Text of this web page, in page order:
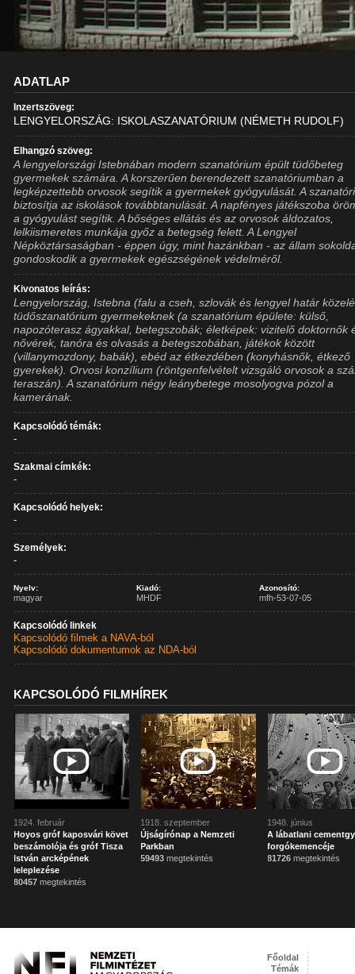
ADATLAP
Inzertszöveg:
LENGYELORSZÁG: ISKOLASZANATÓRIUM (NÉMETH RUDOLF)
Elhangzó szöveg:
A lengyelországi Istebnában modern szanatórium épült tüdőbeteg
gyermekek számára. A korszerűen berendezett szanatóriumban a
legképzettebb orvosok segítik a gyermekek gyógyulását. A
biztosítja az iskolások továbbtanulását. A napfényes játékszoba
a gyógyulást segítik. A bőséges ellátás és az orvosok áldozatos,
lelkiismeretes munkája győz a betegség felett. A Lengyel
Népköztársaságban - éppen úgy, mint hazánkban - az állam
gondoskodik a gyermekek egészségének védelméről.
Kivonatos leírás:
Lengyelország, Istebna (falu a cseh, szlovák és lengyel határ
tüdőszanatórium gyermekeknek (a szanatórium épülete: külső,
napozóterasz ágyakkal, betegszobák; életképek: vizitelő doktornők
nővérek, tanóra és olvasás a betegszobában, játékok között
(villanymozdony, babák), ebéd az étkezdében (konyhásnők, étkező
gyerekek). Orvosi konzílium (röntgenfelvételt vizsgáló orvosok a
teraszán). A szanatórium négy leánybetege mosolyogva pózol a
kamerának.
Kapcsolódó témák:
-
Szakmai címkék:
-
Kapcsolódó helyek:
-
Személyek:
-
Nyelv:
magyar
Kiadó:
MHDF
Azonosító:
mfh-53-07-05
Kapcsolódó linkek
Kapcsolódó filmek a NAVA-ból
Kapcsolódó dokumentumok az NDA-ból
KAPCSOLÓDÓ FILMHÍREK
1924. február
Hoyos gróf kaposvári követ
beszámolója és gróf Tisza
István arcképének
leleplezése
80457 megtekintés
1918. szeptember
Újságírónap a Nemzeti
Parkban
59493 megtekintés
1948. június
A lábatlani
forgókemencéje
81726 megtekintés
Főoldal
Témák